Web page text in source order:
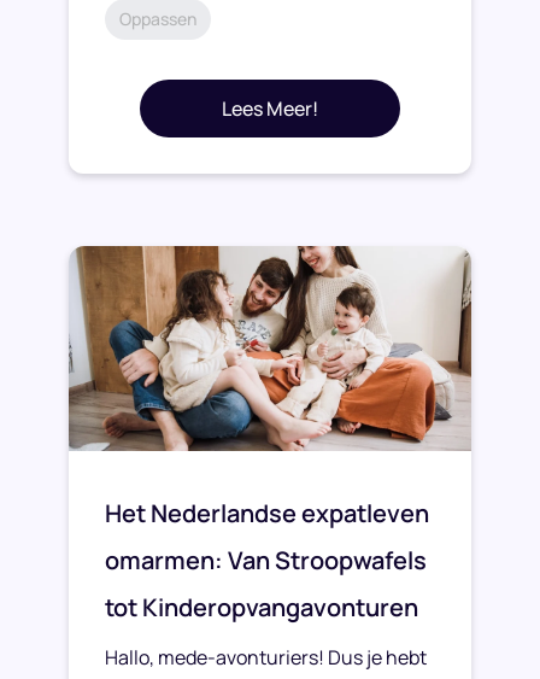
Oppassen
Lees Meer!
Het Nederlandse expatleven
omarmen: Van Stroopwafels
tot Kinderopvangavonturen
Hallo, mede-avonturiers! Dus je hebt